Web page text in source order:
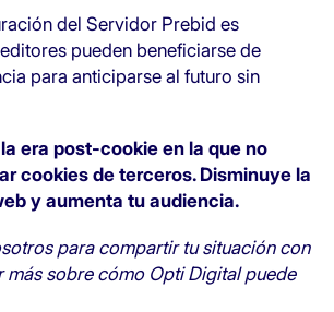
del Servidor Prebid es
pueden beneficiarse de
para anticiparse al futuro sin
era post-cookie en la que no
cookies de terceros. Disminuye la
y aumenta tu audiencia.
para compartir tu situación con
más sobre cómo Opti Digital puede